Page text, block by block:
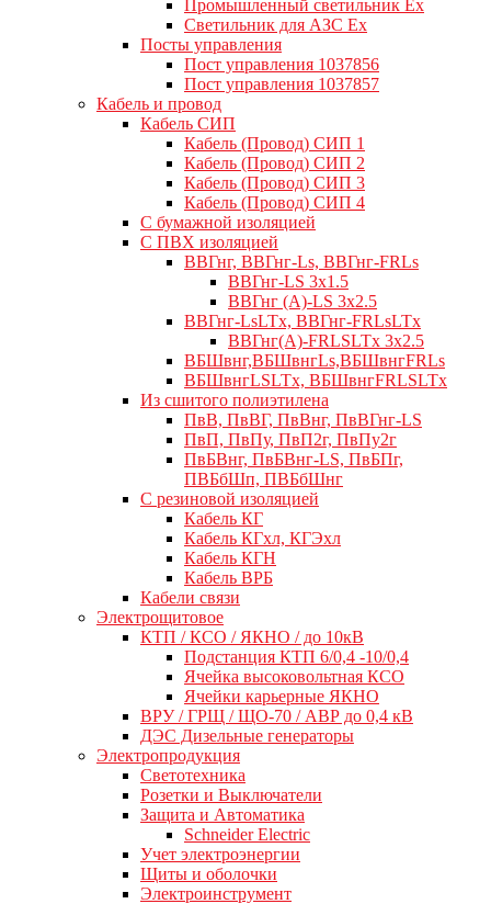
Промышленный светильник Ex
Светильник для АЗС Ex
Посты управления
Пост управления 1037856
Пост управления 1037857
Кабель и провод
Кабель СИП
Кабель (Провод) СИП 1
Кабель (Провод) СИП 2
Кабель (Провод) СИП 3
Кабель (Провод) СИП 4
С бумажной изоляцией
С ПВХ изоляцией
ВВГнг, ВВГнг-Ls, ВВГнг-FRLs
ВВГнг-LS 3х1.5
ВВГнг (А)-LS 3х2.5
ВВГнг-LsLTx, ВВГнг-FRLsLTx
ВВГнг(А)-FRLSLTx 3х2.5
ВБШвнг,ВБШвнгLs,ВБШвнгFRLs
ВБШвнгLSLTx, ВБШвнгFRLSLTx
Из сшитого полиэтилена
ПвВ, ПвВГ, ПвВнг, ПвВГнг-LS
ПвП, ПвПу, ПвП2г, ПвПу2г
ПвБВнг, ПвБВнг-LS, ПвБПг,
ПВБбШп, ПВБбШнг
C резиновой изоляцией
Кабель КГ
Кабель КГхл, КГЭхл
Кабель КГН
Кабель ВРБ
Кабели связи
Электрощитовое
КТП / КСО / ЯКНО / до 10кВ
Подстанция КТП 6/0,4 -10/0,4
Ячейка высоковольтная КСО
Ячейки карьерные ЯКНО
ВРУ / ГРЩ / ЩО-70 / АВР до 0,4 кВ
ДЭС Дизельные генераторы
Электропродукция
Светотехника
Розетки и Выключатели
Защита и Автоматика
Schneider Electric
Учет электроэнергии
Щиты и оболочки
Электроинструмент